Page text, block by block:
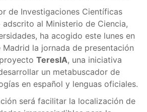
de Investigaciones Científicas
adscrito al Ministerio de Ciencia,
ha acogido este lunes en
Madrid la jornada de presentación
TeresIA, una iniciativa
un metabuscador de
en español y lenguas oficiales.
será facilitar la localización de